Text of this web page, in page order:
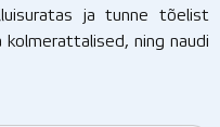
ja tunne tõelist
ning naudi